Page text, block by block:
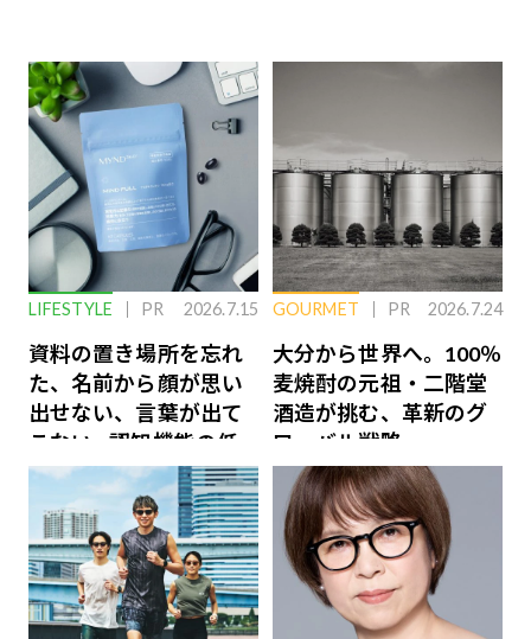
LIFESTYLE PR 2026.7.15
資料の置き場所を忘れ
た、名前から顔が思い
出せない、言葉が出て
こない…認知機能の低
下を救う、脳のインナ
ーケアとは
GOURMET PR 2026.7.24
大分から世界へ。100％
麦焼酎の元祖・二階堂
酒造が挑む、革新のグ
ローバル戦略